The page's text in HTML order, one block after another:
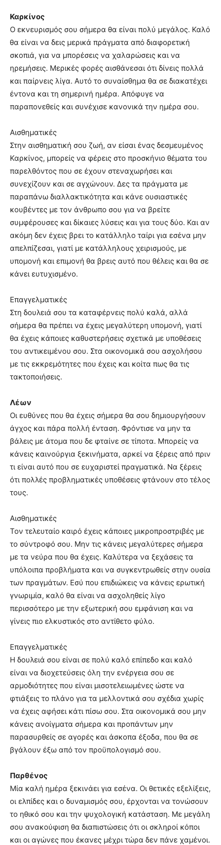
Καρκίνος
Ο εκνευρισμός σου σήμερα θα είναι πολύ μεγάλος. Καλό
θα είναι να δεις μερικά πράγματα από διαφορετική
σκοπιά, για να μπορέσεις να χαλαρώσεις και να
ηρεμήσεις. Μερικές φορές αισθάνεσαι ότι δίνεις πολλά
και παίρνεις λίγα. Αυτό το συναίσθημα θα σε διακατέχει
έντονα και τη σημερινή ημέρα. Απόφυγε να
παραπονεθείς και συνέχισε κανονικά την ημέρα σου.
Αισθηματικές
Στην αισθηματική σου ζωή, αν είσαι ένας δεσμευμένος
Καρκίνος, μπορείς να φέρεις στο προσκήνιο θέματα του
παρελθόντος που σε έχουν στεναχωρήσει και
συνεχίζουν και σε αγχώνουν. Δες τα πράγματα με
παραπάνω διαλλακτικότητα και κάνε ουσιαστικές
κουβέντες με τον άνθρωπο σου για να βρείτε
συμφέρουσες και δίκαιες λύσεις και για τους δύο. Και αν
ακόμη δεν έχεις βρει το κατάλληλο ταίρι για εσένα μην
απελπίζεσαι, γιατί με κατάλληλους χειρισμούς, με
υπομονή και επιμονή θα βρεις αυτό που θέλεις και θα σε
κάνει ευτυχισμένο.
Επαγγελματικές
Στη δουλειά σου τα καταφέρνεις πολύ καλά, αλλά
σήμερα θα πρέπει να έχεις μεγαλύτερη υπομονή, γιατί
θα έχεις κάποιες καθυστερήσεις σχετικά με υποθέσεις
του αντικειμένου σου. Στα οικονομικά σου ασχολήσου
με τις εκκρεμότητες που έχεις και κοίτα πως θα τις
τακτοποιήσεις.
Λέων
Οι ευθύνες που θα έχεις σήμερα θα σου δημιουργήσουν
άγχος και πάρα πολλή ένταση. Φρόντισε να μην τα
βάλεις με άτομα που δε φταίνε σε τίποτα. Μπορείς να
κάνεις καινούργια ξεκινήματα, αρκεί να ξέρεις από πριν
τι είναι αυτό που σε ευχαριστεί πραγματικά. Να ξέρεις
ότι πολλές προβληματικές υποθέσεις φτάνουν στο τέλος
τους.
Αισθηματικές
Τον τελευταίο καιρό έχεις κάποιες μικροπροστριβές με
το σύντροφό σου. Μην τις κάνεις μεγαλύτερες σήμερα
με τα νεύρα που θα έχεις. Καλύτερα να ξεχάσεις τα
υπόλοιπα προβλήματα και να συγκεντρωθείς στην ουσία
των πραγμάτων. Εσύ που επιδιώκεις να κάνεις ερωτική
γνωριμία, καλό θα είναι να ασχοληθείς λίγο
περισσότερο με την εξωτερική σου εμφάνιση και να
γίνεις πιο ελκυστικός στο αντίθετο φύλο.
Επαγγελματικές
Η δουλειά σου είναι σε πολύ καλό επίπεδο και καλό
είναι να διοχετεύσεις όλη την ενέργεια σου σε
αρμοδιότητες που είναι μισοτελειωμένες ώστε να
φτιάξεις το πλάνο για τα μελλοντικά σου σχέδια χωρίς
να έχεις αφήσει κάτι πίσω σου. Στα οικονομικά σου μην
κάνεις ανοίγματα σήμερα και προπάντων μην
παρασυρθείς σε αγορές και άσκοπα έξοδα, που θα σε
βγάλουν έξω από τον προϋπολογισμό σου.
Παρθένος
Μία καλή ημέρα ξεκινάει για εσένα. Οι θετικές εξελίξεις,
οι ελπίδες και ο δυναμισμός σου, έρχονται να τονώσουν
το ηθικό σου και την ψυχολογική κατάσταση. Με μεγάλη
σου ανακούφιση θα διαπιστώσεις ότι οι σκληροί κόποι
και οι αγώνες που έκανες μέχρι τώρα δεν πάνε χαμένοι.